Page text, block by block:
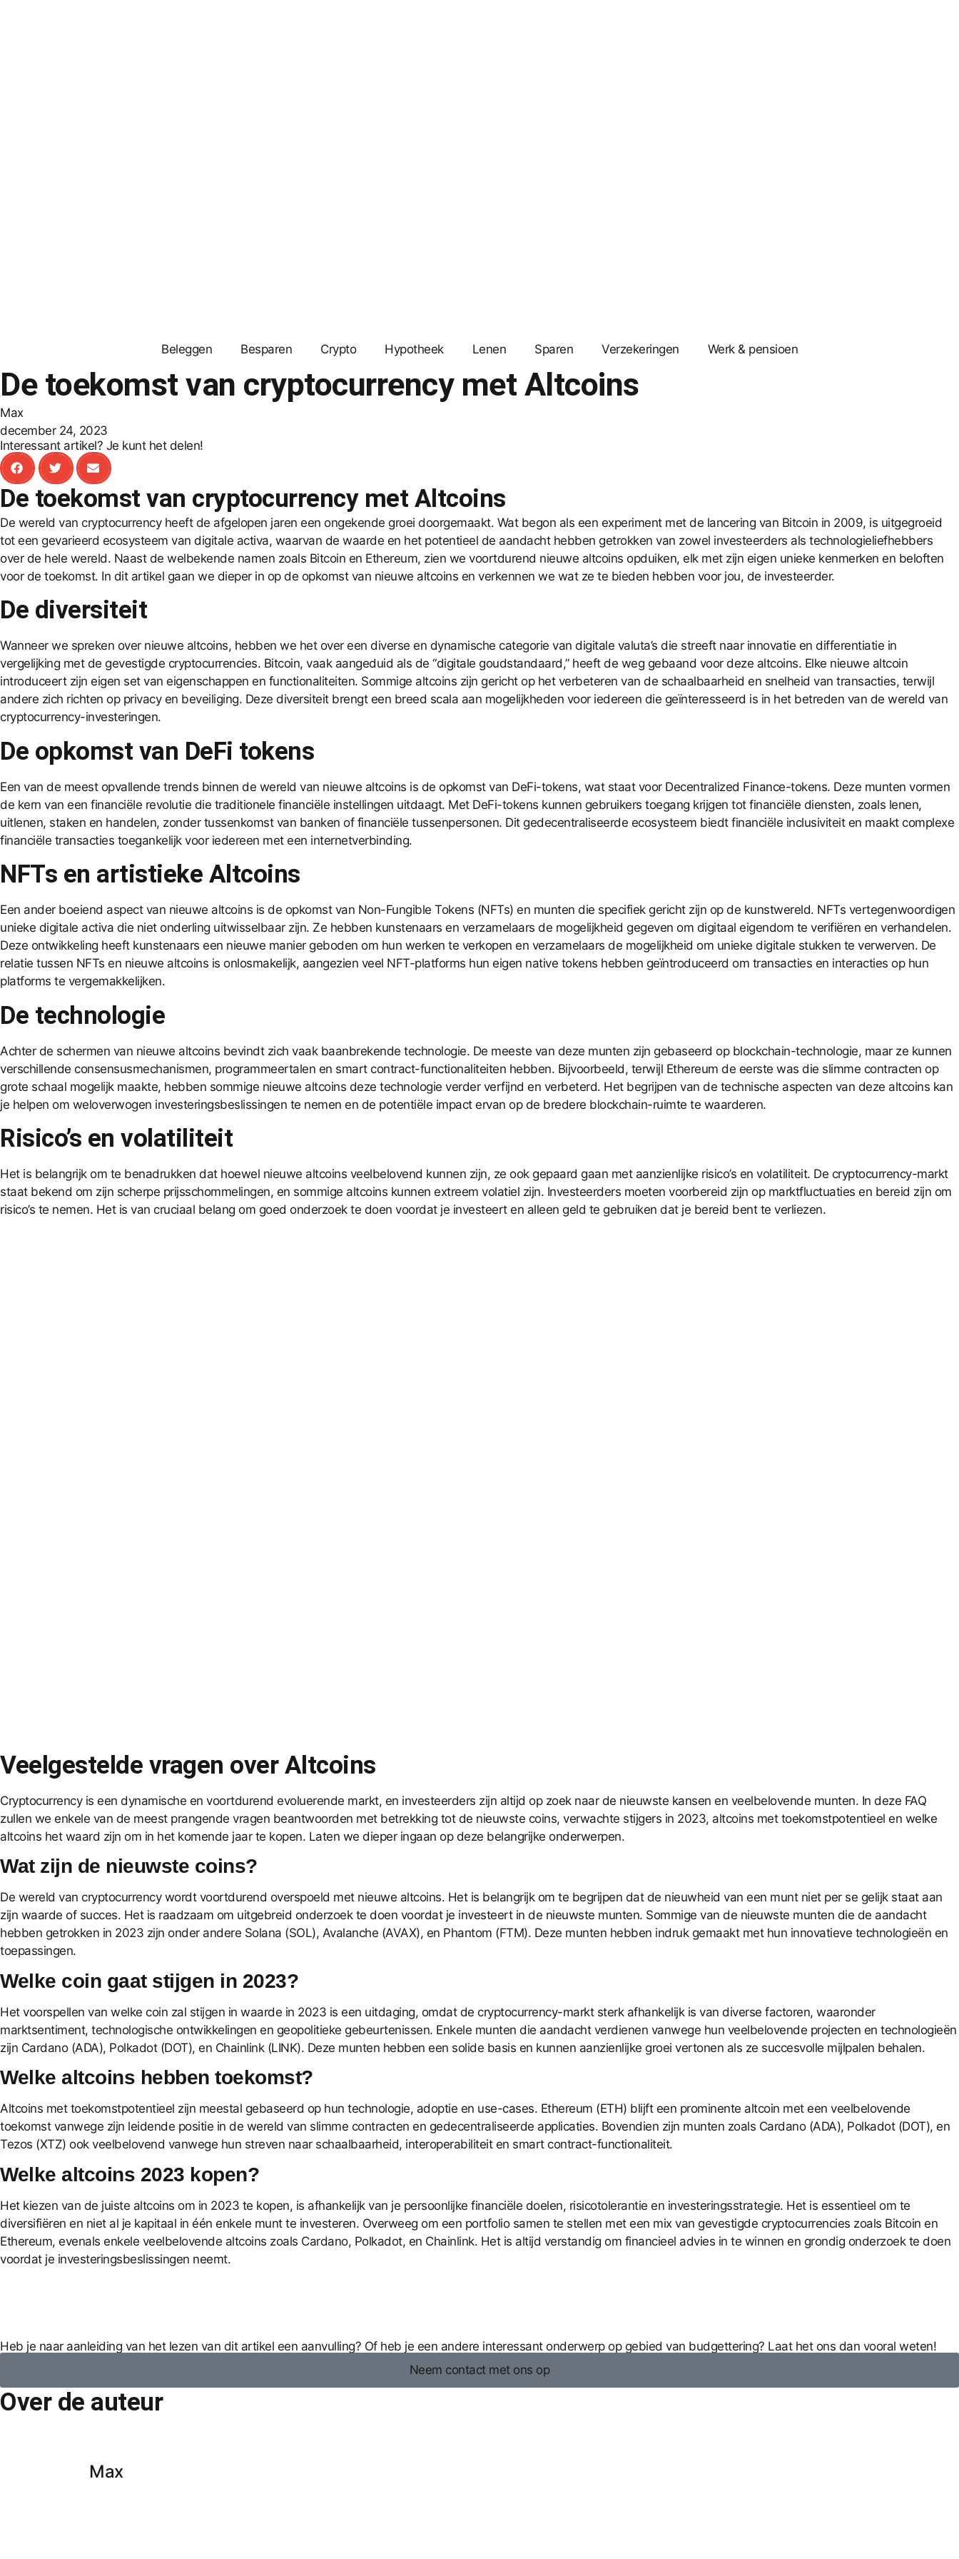
Beleggen Besparen Crypto Hypotheek Lenen Sparen Verzekeringen Werk & pensioen
De toekomst van cryptocurrency met Altcoins
Max
december 24, 2023
Interessant artikel? Je kunt het delen!
De toekomst van cryptocurrency met Altcoins
De wereld van cryptocurrency heeft de afgelopen jaren een ongekende groei doorgemaakt. Wat begon als een experiment met de lancering van Bitcoin in 2009, is uitgegroeid
tot een gevarieerd ecosysteem van digitale activa, waarvan de waarde en het potentieel de aandacht hebben getrokken van zowel investeerders als technologieliefhebbers
over de hele wereld. Naast de welbekende namen zoals Bitcoin en Ethereum, zien we voortdurend nieuwe altcoins opduiken, elk met zijn eigen unieke kenmerken en beloften
voor de toekomst. In dit artikel gaan we dieper in op de opkomst van nieuwe altcoins en verkennen we wat ze te bieden hebben voor jou, de investeerder.
De diversiteit
Wanneer we spreken over nieuwe altcoins, hebben we het over een diverse en dynamische categorie van digitale valuta’s die streeft naar innovatie en differentiatie in
vergelijking met de gevestigde cryptocurrencies. Bitcoin, vaak aangeduid als de “digitale goudstandaard,” heeft de weg gebaand voor deze altcoins. Elke nieuwe altcoin
introduceert zijn eigen set van eigenschappen en functionaliteiten. Sommige altcoins zijn gericht op het verbeteren van de schaalbaarheid en snelheid van transacties, terwijl
andere zich richten op privacy en beveiliging. Deze diversiteit brengt een breed scala aan mogelijkheden voor iedereen die geïnteresseerd is in het betreden van de wereld van
cryptocurrency-investeringen.
De opkomst van DeFi tokens
Een van de meest opvallende trends binnen de wereld van nieuwe altcoins is de opkomst van DeFi-tokens, wat staat voor Decentralized Finance-tokens. Deze munten vormen
de kern van een financiële revolutie die traditionele financiële instellingen uitdaagt. Met DeFi-tokens kunnen gebruikers toegang krijgen tot financiële diensten, zoals lenen,
uitlenen, staken en handelen, zonder tussenkomst van banken of financiële tussenpersonen. Dit gedecentraliseerde ecosysteem biedt financiële inclusiviteit en maakt complexe
financiële transacties toegankelijk voor iedereen met een internetverbinding.
NFTs en artistieke Altcoins
Een ander boeiend aspect van nieuwe altcoins is de opkomst van Non-Fungible Tokens (NFTs) en munten die specifiek gericht zijn op de kunstwereld. NFTs vertegenwoordigen
unieke digitale activa die niet onderling uitwisselbaar zijn. Ze hebben kunstenaars en verzamelaars de mogelijkheid gegeven om digitaal eigendom te verifiëren en verhandelen.
Deze ontwikkeling heeft kunstenaars een nieuwe manier geboden om hun werken te verkopen en verzamelaars de mogelijkheid om unieke digitale stukken te verwerven. De
relatie tussen NFTs en nieuwe altcoins is onlosmakelijk, aangezien veel NFT-platforms hun eigen native tokens hebben geïntroduceerd om transacties en interacties op hun
platforms te vergemakkelijken.
De technologie
Achter de schermen van nieuwe altcoins bevindt zich vaak baanbrekende technologie. De meeste van deze munten zijn gebaseerd op blockchain-technologie, maar ze kunnen
verschillende consensusmechanismen, programmeertalen en smart contract-functionaliteiten hebben. Bijvoorbeeld, terwijl Ethereum de eerste was die slimme contracten op
grote schaal mogelijk maakte, hebben sommige nieuwe altcoins deze technologie verder verfijnd en verbeterd. Het begrijpen van de technische aspecten van deze altcoins kan
je helpen om weloverwogen investeringsbeslissingen te nemen en de potentiële impact ervan op de bredere blockchain-ruimte te waarderen.
Risico’s en volatiliteit
Het is belangrijk om te benadrukken dat hoewel nieuwe altcoins veelbelovend kunnen zijn, ze ook gepaard gaan met aanzienlijke risico’s en volatiliteit. De cryptocurrency-markt
staat bekend om zijn scherpe prijsschommelingen, en sommige altcoins kunnen extreem volatiel zijn. Investeerders moeten voorbereid zijn op marktfluctuaties en bereid zijn om
risico’s te nemen. Het is van cruciaal belang om goed onderzoek te doen voordat je investeert en alleen geld te gebruiken dat je bereid bent te verliezen.
Veelgestelde vragen over Altcoins
Cryptocurrency is een dynamische en voortdurend evoluerende markt, en investeerders zijn altijd op zoek naar de nieuwste kansen en veelbelovende munten. In deze FAQ
zullen we enkele van de meest prangende vragen beantwoorden met betrekking tot de nieuwste coins, verwachte stijgers in 2023, altcoins met toekomstpotentieel en welke
altcoins het waard zijn om in het komende jaar te kopen. Laten we dieper ingaan op deze belangrijke onderwerpen.
Wat zijn de nieuwste coins?
De wereld van cryptocurrency wordt voortdurend overspoeld met nieuwe altcoins. Het is belangrijk om te begrijpen dat de nieuwheid van een munt niet per se gelijk staat aan
zijn waarde of succes. Het is raadzaam om uitgebreid onderzoek te doen voordat je investeert in de nieuwste munten. Sommige van de nieuwste munten die de aandacht
hebben getrokken in 2023 zijn onder andere Solana (SOL), Avalanche (AVAX), en Phantom (FTM). Deze munten hebben indruk gemaakt met hun innovatieve technologieën en
toepassingen.
Welke coin gaat stijgen in 2023?
Het voorspellen van welke coin zal stijgen in waarde in 2023 is een uitdaging, omdat de cryptocurrency-markt sterk afhankelijk is van diverse factoren, waaronder
marktsentiment, technologische ontwikkelingen en geopolitieke gebeurtenissen. Enkele munten die aandacht verdienen vanwege hun veelbelovende projecten en technologieën
zijn Cardano (ADA), Polkadot (DOT), en Chainlink (LINK). Deze munten hebben een solide basis en kunnen aanzienlijke groei vertonen als ze succesvolle mijlpalen behalen.
Welke altcoins hebben toekomst?
Altcoins met toekomstpotentieel zijn meestal gebaseerd op hun technologie, adoptie en use-cases. Ethereum (ETH) blijft een prominente altcoin met een veelbelovende
toekomst vanwege zijn leidende positie in de wereld van slimme contracten en gedecentraliseerde applicaties. Bovendien zijn munten zoals Cardano (ADA), Polkadot (DOT), en
Tezos (XTZ) ook veelbelovend vanwege hun streven naar schaalbaarheid, interoperabiliteit en smart contract-functionaliteit.
Welke altcoins 2023 kopen?
Het kiezen van de juiste altcoins om in 2023 te kopen, is afhankelijk van je persoonlijke financiële doelen, risicotolerantie en investeringsstrategie. Het is essentieel om te
diversifiëren en niet al je kapitaal in één enkele munt te investeren. Overweeg om een portfolio samen te stellen met een mix van gevestigde cryptocurrencies zoals Bitcoin en
Ethereum, evenals enkele veelbelovende altcoins zoals Cardano, Polkadot, en Chainlink. Het is altijd verstandig om financieel advies in te winnen en grondig onderzoek te doen
voordat je investeringsbeslissingen neemt.
Heb je naar aanleiding van het lezen van dit artikel een aanvulling? Of heb je een andere interessant onderwerp op gebied van budgettering? Laat het ons dan vooral weten!
Neem contact met ons op
Over de auteur
Max